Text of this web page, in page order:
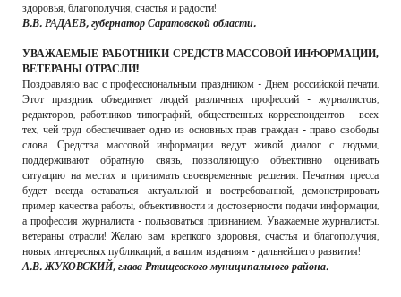
здоровья, благополучия, счастья и радости!
В.В. РАДАЕВ, губернатор Саратовской области.
УВАЖАЕМЫЕ РАБОТНИКИ СРЕДСТВ МАССОВОЙ ИНФОРМАЦИИ,
ВЕТЕРАНЫ ОТРАСЛИ!
Поздравляю вас с профессиональным праздником - Днём российской печати.
Этот праздник объединяет людей различных профессий - журналистов,
редакторов, работников типографий, общественных корреспондентов - всех
тех, чей труд обеспечивает одно из основных прав граждан - право свободы
слова. Средства массовой информации ведут живой диалог с людьми,
поддерживают обратную связь, позволяющую объективно оценивать
ситуацию на местах и принимать своевременные решения. Печатная пресса
будет всегда оставаться актуальной и востребованной, демонстрировать
пример качества работы, объективности и достоверности подачи информации,
а профессия журналиста - пользоваться признанием. Уважаемые журналисты,
ветераны отрасли! Желаю вам крепкого здоровья, счастья и благополучия,
новых интересных публикаций, а вашим изданиям - дальнейшего развития!
А.В. ЖУКОВСКИЙ, глава Ртищевского муниципального района.